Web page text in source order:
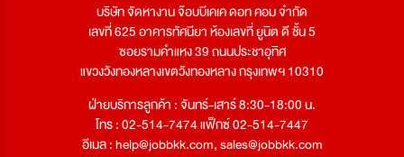
บริษัท จัดหางาน จ๊อบบีเคเค ดอท คอม จำกัด
เลขที่ 625 อาคารทัศนียา ห้องเลขที่ ยูนิต ดี ชั้น 5
ซอยรามคำแหง 39 ถนนประชาอุทิศ
แขวงวังทองหลางเขตวังทองหลาง กรุงเทพฯ 10310
ฝ่ายบริการลูกค้า : จันทร์-เสาร์ 8:30-18:00 น.
โทร : 02-514-7474 แฟ็กซ์ 02-514-7447
อีเมล :help@jobbkk.com,sales@jobbkk.com